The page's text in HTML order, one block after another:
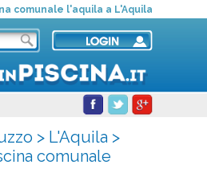
comunale l'aquila a L'Aquila
> L'Aquila>
comunale